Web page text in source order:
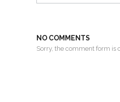
NO COMMENTS
Sorry, the comment form is